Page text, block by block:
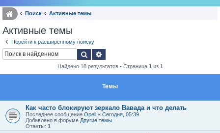
Поиск Активные темы
Активные темы
Перейти к расширенному поиску
Поиск
Найдено 18 результатов • Страница 1 из 1
Темы
Как часто блокируют зеркало Вавада и что делать
Последнее сообщение Opell « Сегодня, 05:39
Добавлено в форуме Другие темы
Ответы: 1